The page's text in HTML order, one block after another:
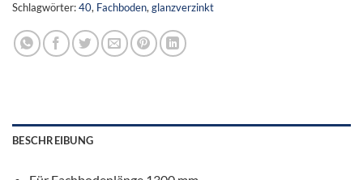
Schlagwörter:40, Fachboden,glanzverzinkt
BESCHREIBUNG